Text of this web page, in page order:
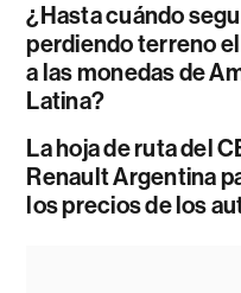
¿Hasta cuándo
perdiendo terreno
a las monedas de
Latina?
La hoja de ruta del
Renault Argentina
los precios de los